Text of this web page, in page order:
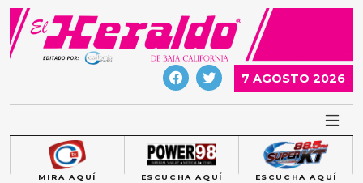
Skip
content
7 AGOSTO 2026
MIRA AQUÍ ESCUCHA AQUÍ ESCUCHA AQUÍ